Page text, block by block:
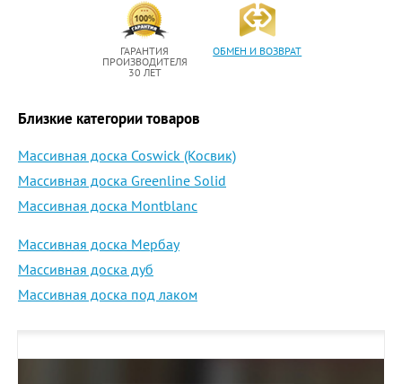
ГАРАНТИЯ
ПРОИЗВОДИТЕЛЯ
30 ЛЕТ
ОБМЕН И ВОЗВРАТ
Близкие категории товаров
Массивная доска Coswick (Косвик)
Массивная доска Greenline Solid
Массивная доска Montblanc
Массивная доска Мербау
Массивная доска дуб
Массивная доска под лаком